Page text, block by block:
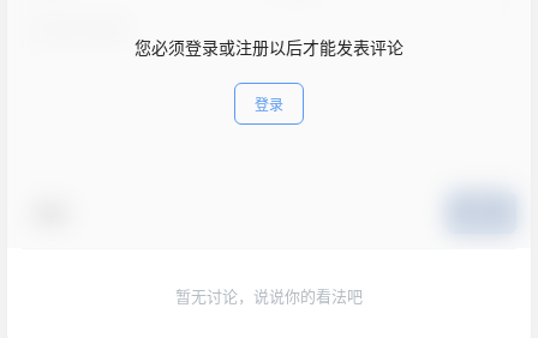
您必须登录或注册以后才能发表评论
登录
暂无讨论，说说你的看法吧